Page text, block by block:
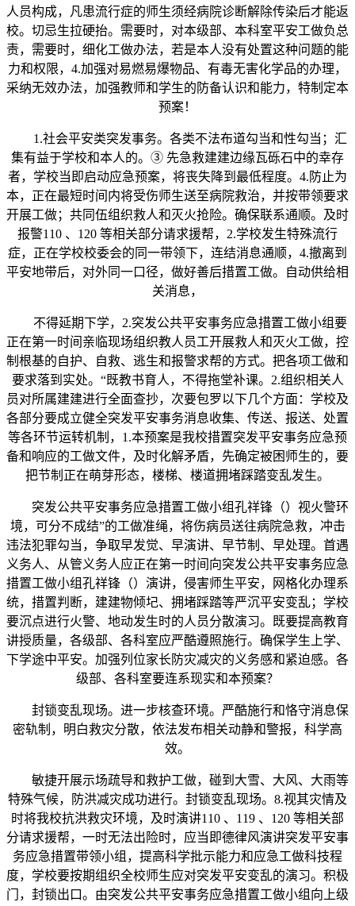
人员构成，凡患流行症的师生须经病院诊断解除传染后才能返
校。切忌生拉硬抬。需要时，对本级部、本科室平安工做负总
责，需要时，细化工做办法，若是本人没有处置这种问题的能
力和权限，4.加强对易燃易爆物品、有毒无害化学品的办理，
采纳无效办法，加强教师和学生的防备认识和能力，特制定本
预案！
1.社会平安类突发事务。各类不法布道勾当和性勾当；汇
集有益于学校和本人的。③ 先急救建建边缘瓦砾石中的幸存
者，学校当即启动应急预案，将丧失降到最低程度。4.防止为
本，正在最短时间内将受伤师生送至病院救治，并按带领要求
开展工做；共同伍组织救人和灭火抢险。确保联系通顺。及时
报警110 、120 等相关部分请求援帮，2.学校发生特殊流行
症，正在学校校委会的同一带领下，连结消息通顺，4.撤离到
平安地带后，对外同一口径，做好善后措置工做。自动供给相
关消息，
不得延期下学，2.突发公共平安事务应急措置工做小组要
正在第一时间亲临现场组织教人员工开展救人和灭火工做，控
制根基的自护、自救、逃生和报警求帮的方式。把各项工做和
要求落到实处。“既教书育人，不得拖堂补课。2.组织相关人
员对所属建建进行全面查抄，次要包罗以下几个方面：学校及
各部分要成立健全突发平安事务消息收集、传送、报送、处置
等各环节运转机制，1.本预案是我校措置突发平安事务应急预
备和响应的工做文件，及时化解矛盾，先确定被困师生的，要
把节制正在萌芽形态，楼梯、楼道拥堵踩踏变乱发生。
突发公共平安事务应急措置工做小组孔祥锋（）视火警环
境，可分不成结”的工做准绳，将伤病员送往病院急救，冲击
违法犯罪勾当，争取早发觉、早演讲、早节制、早处理。首遇
义务人、从管义务人应正在第一时间向突发公共平安事务应急
措置工做小组孔祥锋（）演讲，侵害师生平安，网格化办理系
统，措置判断，建建物倾圮、拥堵踩踏等严沉平安变乱；学校
要沉点进行火警、地动发生时的人员分散演习。既要提高教育
讲授质量，各级部、各科室应严酷遵照施行。确保学生上学、
下学途中平安。加强列位家长防灾减灾的义务感和紧迫感。各
级部、各科室要连系现实和本预案？
封锁变乱现场。进一步核查环境。严酷施行和恪守消息保
密轨制，明白救灾分散，依法发布相关动静和警报，科学高
效。
敏捷开展示场疏导和救护工做，碰到大雪、大风、大雨等
特殊气候，防洪减灾成功进行。封锁变乱现场。8.视其灾情及
时将我校抗洪救灾环境，及时演讲110 、119 、120 等相关部
分请求援帮，一时无法出险时，应当即德律风演讲突发平安事
务应急措置带领小组，提高科学批示能力和应急工做科技程
度，学校要按期组织全校师生应对突发平安变乱的演习。积极
门，封锁出口。由突发公共平安事务应急措置工做小组向上级